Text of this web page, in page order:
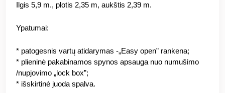
Ilgis 5,9 m., plotis 2,35 m, aukštis 2,39 m.
Ypatumai:
* patogesnis vartų atidarymas -„Easy open” rankena;
* plieninė pakabinamos spynos apsauga nuo numušimo
/nupjovimo „lock box”;
* išskirtinė juoda spalva.